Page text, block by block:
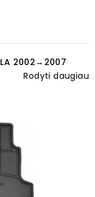
2002→2007
Rodyti daugiau